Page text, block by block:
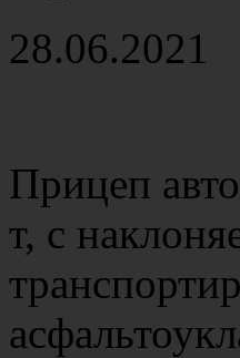
28.06.2021
Прицеп
т, с